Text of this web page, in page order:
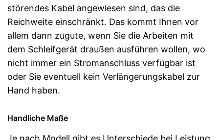
störendes Kabel angewiesen sind, das die
Reichweite einschränkt. Das kommt Ihnen vor
allem dann zugute, wenn Sie die Arbeiten mit
dem Schleifgerät draußen ausführen wollen, wo
nicht immer ein Stromanschluss verfügbar ist
oder Sie eventuell kein Verlängerungskabel zur
Hand haben.
Handliche Maße